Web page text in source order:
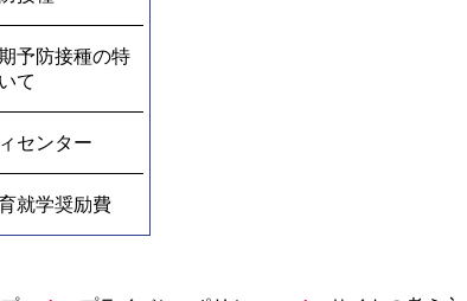
予防接種の特
て
センター
就学奨励費